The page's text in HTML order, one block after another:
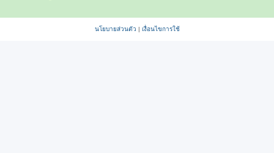
นโยบายส่วนตัว | เงื่อนไขการใช้